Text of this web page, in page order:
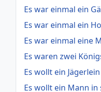
Es war einmal ein
Es war einmal ein
Es war einmal eine
Es waren zwei
Es wollt ein
Es wollt ein Mann